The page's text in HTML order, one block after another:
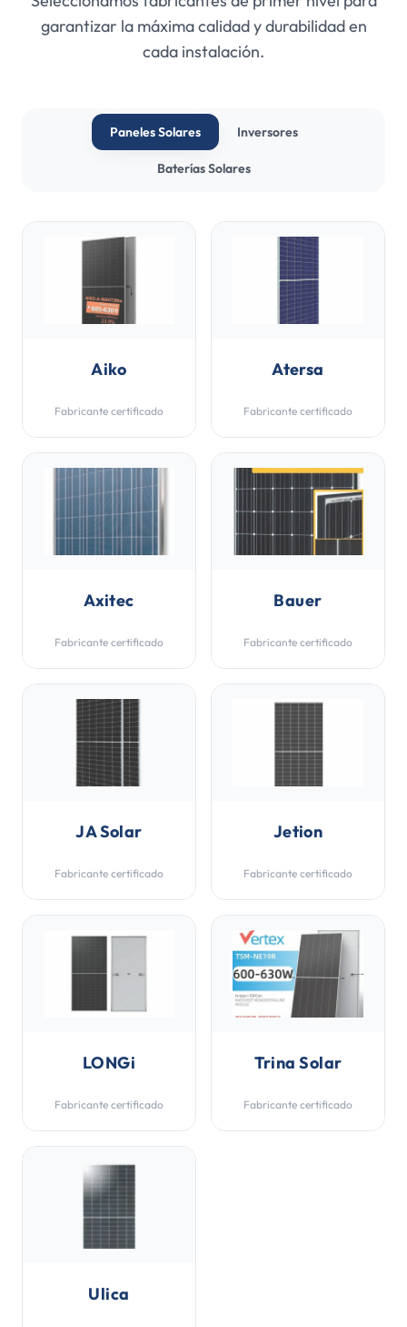
garantizar la máxima calidad y durabilidad en
cada instalación.
Paneles Solares Inversores
Baterías Solares
Aiko
Fabricante certificado
Atersa
Fabricante certificado
Axitec
Fabricante certificado
Bauer
Fabricante certificado
JA Solar
Fabricante certificado
Jetion
Fabricante certificado
LONGi
Fabricante certificado
Trina Solar
Fabricante certificado
Ulica